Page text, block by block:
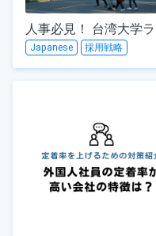
人事必見！ 台湾大学
Japanese 採用戦略